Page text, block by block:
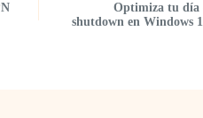
Optimiza tu día
shutdown en Windows